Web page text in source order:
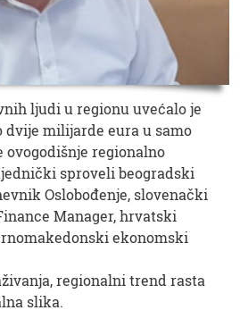
ljudi u regionu uvećalo je
dvije milijarde eura u samo
ovogodišnje regionalno
sproveli beogradski
Oslobođenje, slovenački
Manager, hrvatski
ekonomski
regionalni trend rasta
slika.